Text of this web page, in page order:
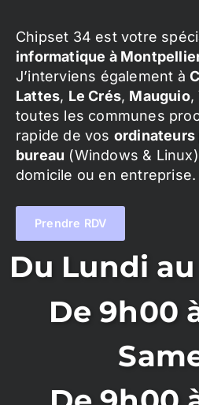
Chipset 34 est votre
informatique à
J’interviens également à
Lattes, Le Crés, Mauguio,
toutes les communes
rapide de vos ordinateurs
bureau (Windows &
domicile ou en entreprise.
Prendre RDV
Du Lundi
De 9h00